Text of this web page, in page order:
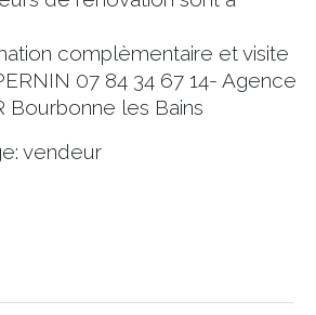
complèmentaire et visite
07 84 34 67 14- Agence
Bourbonne les Bains
vendeur